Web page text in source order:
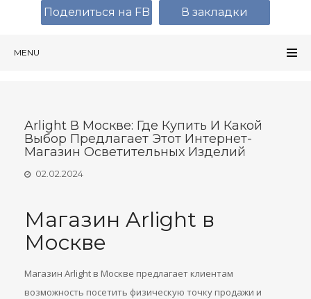
MENU
Arlight В Москве: Где Купить И Какой
Выбор Предлагает Этот Интернет-
Магазин Осветительных Изделий
02.02.2024
Магазин Arlight в
Москве
Магазин Arlight в Москве предлагает клиентам
возможность посетить физическую точку продажи и
Поделиться на FB В закладки